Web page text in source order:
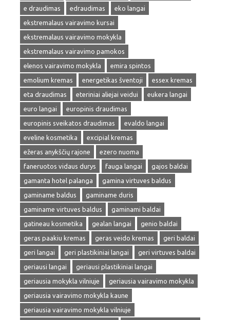
e draudimas
edraudimas
eko langai
ekstremalaus vairavimo kursai
ekstremalaus vairavimo mokykla
ekstremalaus vairavimo pamokos
elenos vairavimo mokykla
emira spintos
emolium kremas
energetikas šventoji
essex kremas
eta draudimas
eteriniai aliejai veidui
eukera langai
euro langai
europinis draudimas
europinis sveikatos draudimas
evaldo langai
eveline kosmetika
excipial kremas
ežeras anykščių rajone
ezero nuoma
faneruotos vidaus durys
fauga langai
gajos baldai
gamanta hotel palanga
gamina virtuves baldus
gaminame baldus
gaminame duris
gaminame virtuves baldus
gaminami baldai
gatineau kosmetika
gealan langai
genio baldai
geras paakiu kremas
geras veido kremas
geri baldai
geri langai
geri plastikiniai langai
geri virtuves baldai
geriausi langai
geriausi plastikiniai langai
geriausia mokykla vilniuje
geriausia vairavimo mokykla
geriausia vairavimo mokykla kaune
geriausia vairavimo mokykla vilniuje